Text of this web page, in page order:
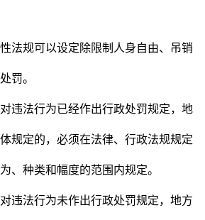
规可以设定除限制人身自由、吊销
罚。
法行为已经作出行政处罚规定，地
规定的，必须在法律、行政法规规定
、种类和幅度的范围内规定。
法行为未作出行政处罚规定，地方